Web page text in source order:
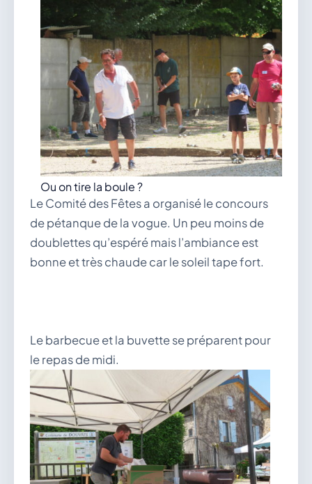
Ou on tire la boule ?
Le Comité des Fêtes a organisé le concours
de pétanque de la vogue. Un peu moins de
doublettes qu’espéré mais l’ambiance est
bonne et très chaude car le soleil tape fort.
Le barbecue et la buvette se préparent pour
le repas de midi.